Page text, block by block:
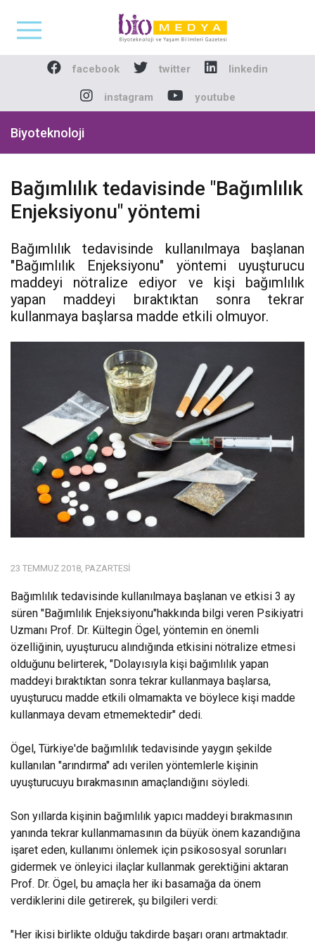
Biomedya -
facebook twitter linkedin
instagram youtube
Biyoteknoloji
Bağımlılık tedavisinde "Bağımlılık
Enjeksiyonu" yöntemi
Bağımlılık tedavisinde kullanılmaya başlanan
"Bağımlılık Enjeksiyonu" yöntemi uyuşturucu
maddeyi nötralize ediyor ve kişi bağımlılık
yapan maddeyi bıraktıktan sonra tekrar
kullanmaya başlarsa madde etkili olmuyor.
23 TEMMUZ 2018, PAZARTESI
Bağımlılık tedavisinde kullanılmaya başlanan ve etkisi 3 ay
süren "Bağımlılık Enjeksiyonu"hakkında bilgi veren Psikiyatri
Uzmanı Prof. Dr. Kültegin Ögel, yöntemin en önemli
özelliğinin, uyuşturucu alındığında etkisini nötralize etmesi
olduğunu belirterek, "Dolayısıyla kişi bağımlılık yapan
maddeyi bıraktıktan sonra tekrar kullanmaya başlarsa,
uyuşturucu madde etkili olmamakta ve böylece kişi madde
kullanmaya devam etmemektedir" dedi.
Ögel, Türkiye'de bağımlılık tedavisinde yaygın şekilde
kullanılan "arındırma" adı verilen yöntemlerle kişinin
uyuşturucuyu bırakmasının amaçlandığını söyledi.
Son yıllarda kişinin bağımlılık yapıcı maddeyi bırakmasının
yanında tekrar kullanmamasının da büyük önem kazandığına
işaret eden, kullanımı önlemek için psikososyal sorunları
gidermek ve önleyici ilaçlar kullanmak gerektiğini aktaran
Prof. Dr. Ögel, bu amaçla her iki basamağa da önem
verdiklerini dile getirerek, şu bilgileri verdi:
"Her ikisi birlikte olduğu takdirde başarı oranı artmaktadır.